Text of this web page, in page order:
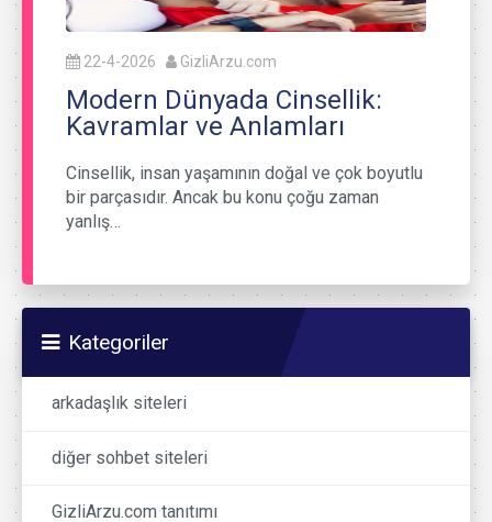
22-4-2026 GizliArzu.com
Modern Dünyada Cinsellik:
Kavramlar ve Anlamları
Cinsellik, insan yaşamının doğal ve çok boyutlu
bir parçasıdır. Ancak bu konu çoğu zaman
yanlış…
Kategoriler
arkadaşlık siteleri
diğer sohbet siteleri
GizliArzu.com tanıtımı